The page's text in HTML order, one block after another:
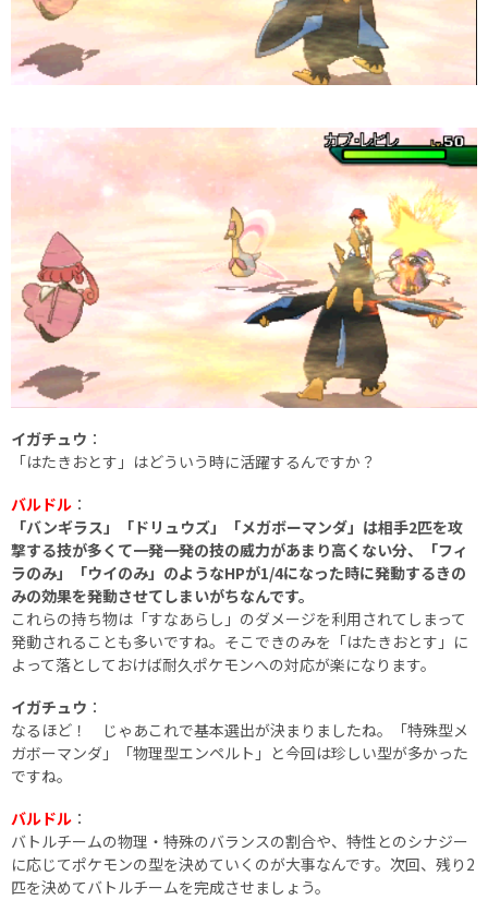
イガチュウ ：
「はたきおとす」はどういう時に活躍するんですか？
バルドル ：
「バンギラス」「ドリュウズ」「メガボーマンダ」は相手2匹を攻
撃する技が多くて一発一発の技の威力があまり高くない分、「フィ
ラのみ」「ウイのみ」のようなHPが1/4になった時に発動するきの
みの効果を発動させてしまいがちなんです。
これらの持ち物は「すなあらし」のダメージを利用されてしまって
発動されることも多いですね。そこできのみを「はたきおとす」に
よって落としておけば耐久ポケモンへの対応が楽になります。
イガチュウ ：
なるほど！ じゃあこれで基本選出が決まりましたね。「特殊型メ
ガボーマンダ」「物理型エンペルト」と今回は珍しい型が多かった
ですね。
バルドル ：
バトルチームの物理・特殊のバランスの割合や、特性とのシナジー
に応じてポケモンの型を決めていくのが大事なんです。次回、残り2
匹を決めてバトルチームを完成させましょう。